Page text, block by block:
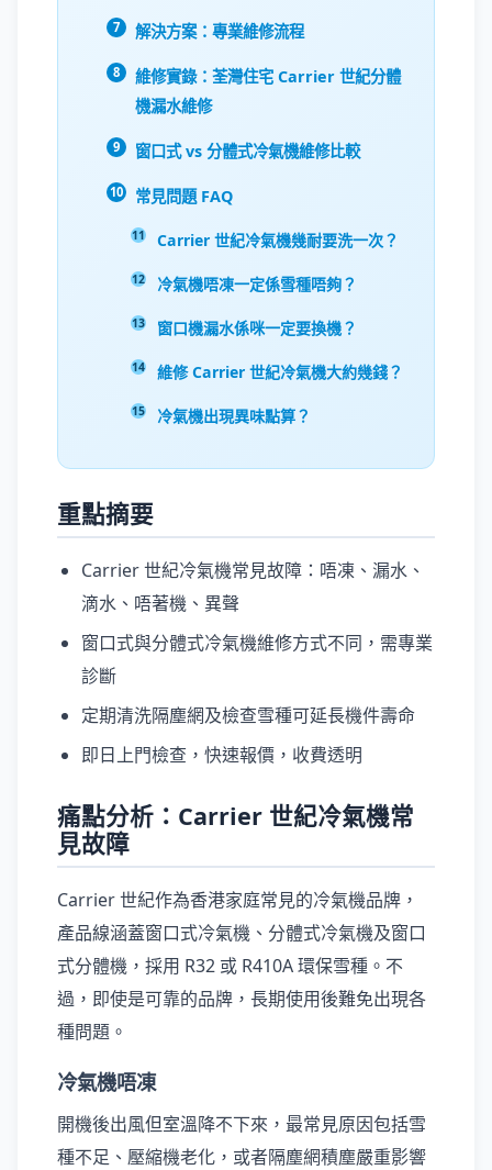
解決方案：專業維修流程
維修實錄：荃灣住宅 Carrier 世紀分體
機漏水維修
窗口式 vs 分體式冷氣機維修比較
常見問題 FAQ
Carrier 世紀冷氣機幾耐要洗一次？
冷氣機唔凍一定係雪種唔夠？
窗口機漏水係咪一定要換機？
維修 Carrier 世紀冷氣機大約幾錢？
冷氣機出現異味點算？
重點摘要
Carrier 世紀冷氣機常見故障：唔凍、漏水、
滴水、唔著機、異聲
窗口式與分體式冷氣機維修方式不同，需專業
診斷
定期清洗隔塵網及檢查雪種可延長機件壽命
即日上門檢查，快速報價，收費透明
痛點分析：Carrier 世紀冷氣機常
見故障
Carrier 世紀作為香港家庭常見的冷氣機品牌，
產品線涵蓋窗口式冷氣機、分體式冷氣機及窗口
式分體機，採用 R32 或 R410A 環保雪種。不
過，即使是可靠的品牌，長期使用後難免出現各
種問題。
冷氣機唔凍
開機後出風但室溫降不下來，最常見原因包括雪
種不足、壓縮機老化，或者隔塵網積塵嚴重影響